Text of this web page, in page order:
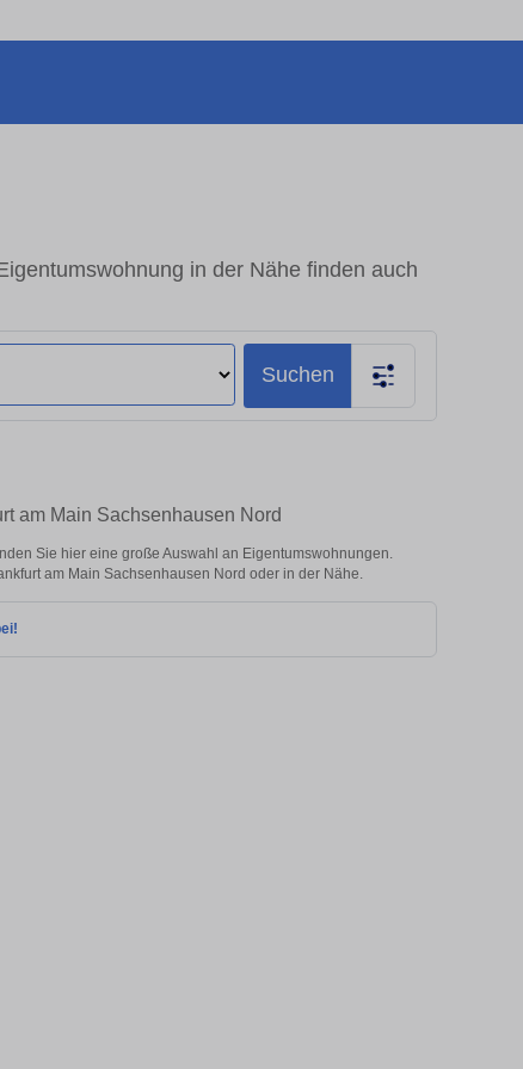
in der Nähe finden auch
Suchen
am Main Sachsenhausen Nord
Sie hier eine große Auswahl an Eigentumswohnungen.
am Main Sachsenhausen Nord oder in der Nähe.